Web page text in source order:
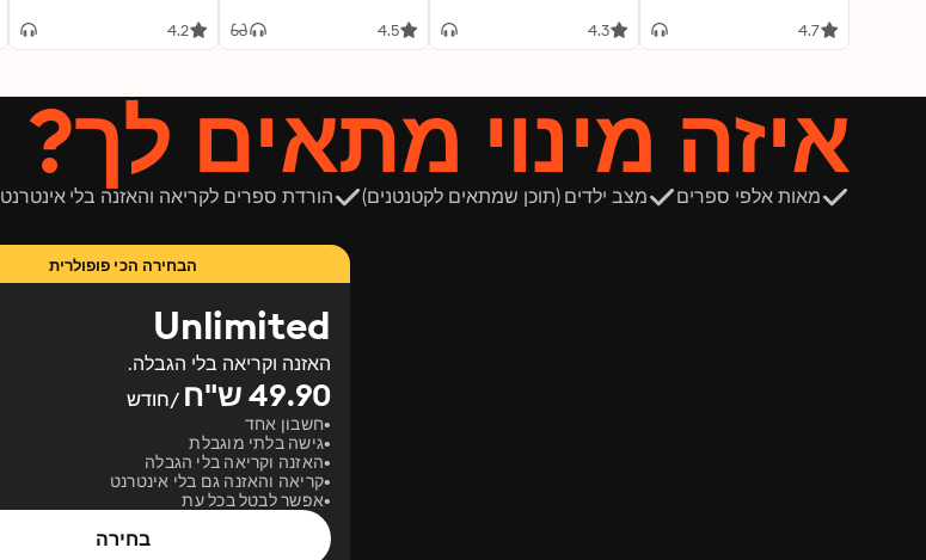
4.7
4.3
4.5
4.2
איזה מינוי מתאים לך?
מאות אלפי ספרים מצב ילדים (תוכן שמתאים לקטנטנים) הורדת ספרים לקריאה והאזנה בלי אינטרנט
הבחירה הכי פופולרית
Unlimited
האזנה וקריאה בלי הגבלה.
49.90 ש"ח /חודש
חשבון אחד
גישה בלתי מוגבלת
האזנה וקריאה בלי הגבלה
קריאה והאזנה גם בלי אינטרנט
אפשר לבטל בכל עת
בחירה